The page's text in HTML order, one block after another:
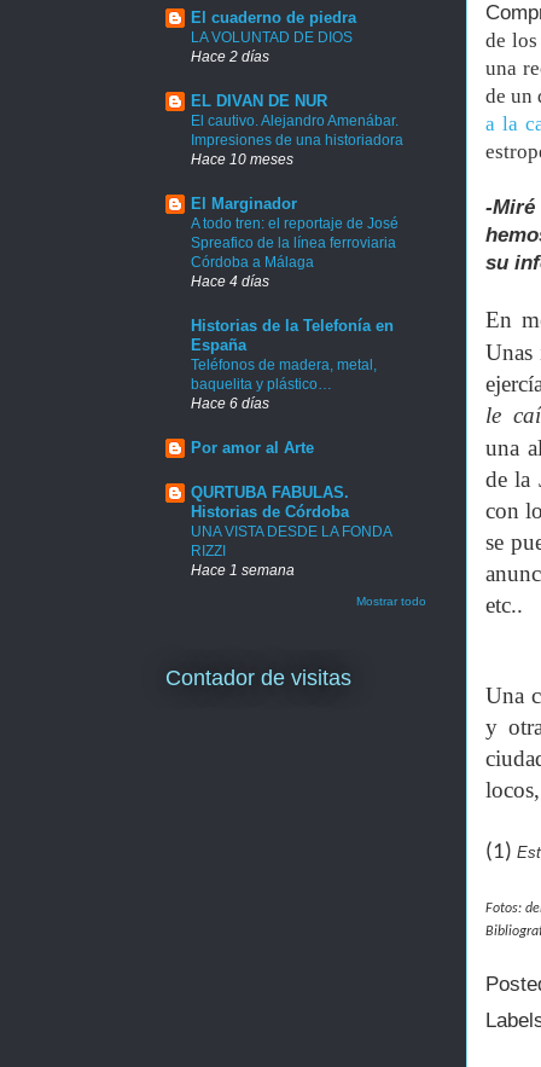
de
una
de un
a la
-
su
En
Unas
le
una
de la
con
se
etc..
Una
y
(1)
Fotos:
El cuaderno de piedra
LA VOLUNTAD DE DIOS
Hace 2 días
EL DIVAN DE NUR
El cautivo. Alejandro Amenábar.
Impresiones de una historiadora
Hace 10 meses
El Marginador
A todo tren: el reportaje de José
Spreafico de la línea ferroviaria
Córdoba a Málaga
Hace 4 días
Historias de la Telefonía en
España
Teléfonos de madera, metal,
baquelita y plástico…
Hace 6 días
Por amor al Arte
QURTUBA FABULAS.
Historias de Córdoba
UNA VISTA DESDE LA FONDA
RIZZI
Hace 1 semana
Mostrar todo
Contador de visitas